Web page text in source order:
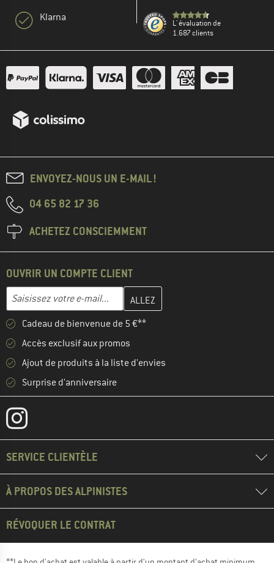
Klarna
L' évaluation de
1.687 clients
ENVOYEZ-NOUS UN E-MAIL !
04 65 82 17 36
ACHETEZ CONSCIEMMENT
OUVRIR UN COMPTE CLIENT
Adresse e-mail
Entrez votre adresse e-mail ici et créez votre compte client à la
Cadeau de bienvenue de 5 €**
Accès exclusif aux promos
Ajout de produits à la liste d'envies
Surprise d'anniversaire
SERVICE CLIENTÈLE
À PROPOS DES ALPINISTES
RÉVOQUER LE CONTRAT